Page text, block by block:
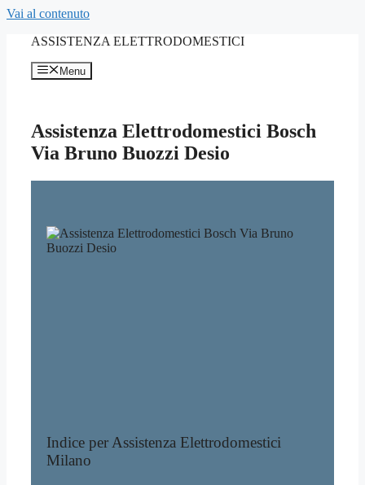
Vai al contenuto
ASSISTENZA ELETTRODOMESTICI
Menu
Assistenza Elettrodomestici Bosch
Via Bruno Buozzi Desio
Indice per Assistenza Elettrodomestici
Milano